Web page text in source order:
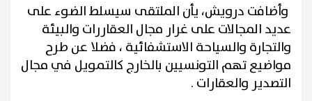
وأضافت درويش، يأن الملتقى سيسلط الضوء على
عديد المجالات على غرار مجال العقاررات والبيئة
والتجارة والسياحة الاستشفائية ، فضلا عن طرح
مواضيع تهم التونسيين بالخارج كالتمويل في مجال
التصدير والعقارات .